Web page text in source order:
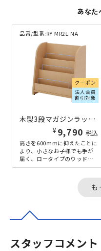
あなた
品番/型番:RY-MR2L-NA
クーポン
法人会員
割引対象
木製3段マガジンラックII ロータイプ W550×D290×H600 ナチュラル
¥ 9,790 税込
高さを600mmに抑えたことに
より、小さなお子様でも手が
届く、ロータイプのウッドマ
ガジンラック。児童向けの本
も
スタッフコメント